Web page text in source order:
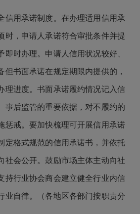
用承诺制度。在办理适用信用承
时，申请人承诺符合审批条件并提
即时办理。申请人信用状况较好、
但书面承诺在规定期限内提供的，
理进度。书面承诺履约情况记入信
事后监管的重要依据，对不履约的
惩戒。要加快梳理可开展信用承诺
定格式规范的信用承诺书，并依托
社会公开。鼓励市场主体主动向社
持行业协会商会建立健全行业内信
业自律。（各地区各部门按职责分